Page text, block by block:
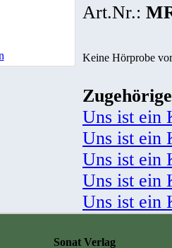
Art.Nr.:
Keine Hörprobe
Uns ist ein
Uns ist ein
Uns ist ein
Uns ist ein
Uns ist ein
Sonat Verlag